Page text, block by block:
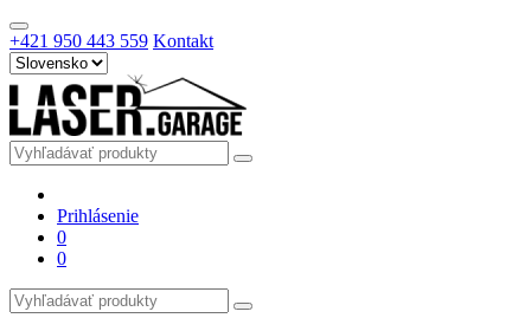
+421 950 443 559 Kontakt
Prihlásenie
0
0